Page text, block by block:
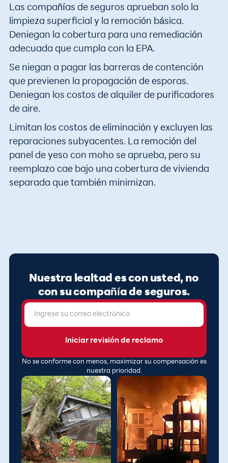
Las compañías de seguros aprueban solo la
limpieza superficial y la remoción básica.
Deniegan la cobertura para una remediación
adecuada que cumpla con la EPA.
Se niegan a pagar las barreras de contención
que previenen la propagación de esporas.
Deniegan los costos de alquiler de purificadores
de aire.
Limitan los costos de eliminación y excluyen las
reparaciones subyacentes. La remoción del
panel de yeso con moho se aprueba, pero su
reemplazo cae bajo una cobertura de vivienda
separada que también minimizan.
Nuestra lealtad es con usted, no
con su compañía de seguros.
No se conforme con menos, maximizar su compensación es
nuestra prioridad.